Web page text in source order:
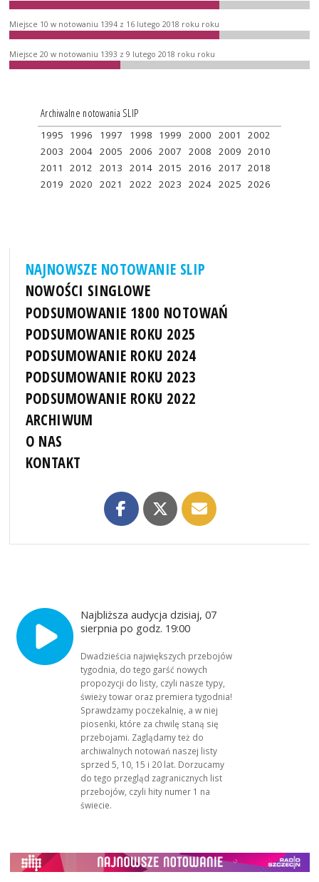
Miejsce 10 w notowaniu 1394 z 16 lutego 2018 roku roku
Miejsce 20 w notowaniu 1393 z 9 lutego 2018 roku roku
Archiwalne notowania SLIP
1995 1996 1997 1998 1999 2000 2001
2002
2003 2004 2005 2006 2007 2008 2009 2010
2011
2012 2013 2014 2015 2016 2017 2018
2019 2020 2021 2022 2023 2024 2025 2026
NAJNOWSZE NOTOWANIE SLIP
NOWOŚCI SINGLOWE
PODSUMOWANIE 1800 NOTOWAŃ
PODSUMOWANIE ROKU 2025
PODSUMOWANIE ROKU 2024
PODSUMOWANIE ROKU 2023
PODSUMOWANIE ROKU 2022
ARCHIWUM
O NAS
KONTAKT
Najbliższa audycja dzisiaj, 07
sierpnia po godz. 19:00
Dwadzieścia największych przebojów
tygodnia, do tego garść nowych
propozycji do listy, czyli nasze typy,
świeży towar oraz premiera tygodnia!
Sprawdzamy poczekalnię, a w niej
piosenki, które za chwilę staną się
przebojami. Zaglądamy też do
archiwalnych notowań naszej listy
sprzed 5, 10, 15 i 20 lat. Dorzucamy
do tego przegląd zagranicznych list
przebojów, czyli hity numer 1 na
świecie.